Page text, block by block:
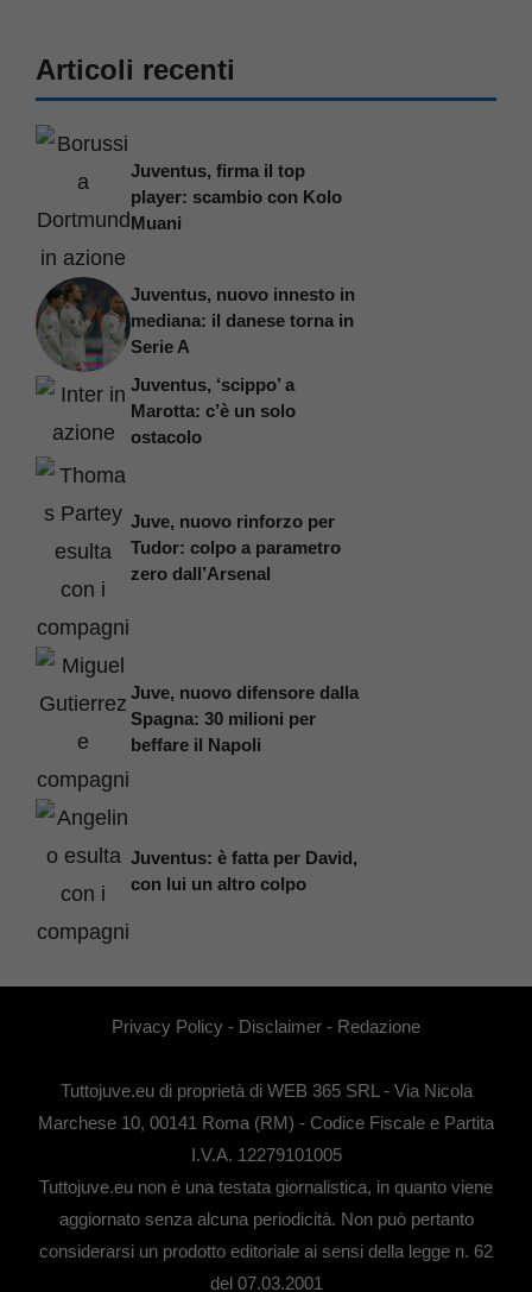
Articoli recenti
Juventus, firma il top
player: scambio con Kolo
Muani
Juventus, nuovo innesto in
mediana: il danese torna in
Serie A
Juventus, ‘scippo’ a
Marotta: c’è un solo
ostacolo
Juve, nuovo rinforzo per
Tudor: colpo a parametro
zero dall’Arsenal
Juve, nuovo difensore dalla
Spagna: 30 milioni per
beffare il Napoli
Juventus: è fatta per David,
con lui un altro colpo
Privacy Policy - Disclaimer - Redazione
Tuttojuve.eu di proprietà di WEB 365 SRL - Via Nicola
Marchese 10, 00141 Roma (RM) - Codice Fiscale e Partita
I.V.A. 12279101005
Tuttojuve.eu non è una testata giornalistica, in quanto viene
aggiornato senza alcuna periodicità. Non può pertanto
considerarsi un prodotto editoriale ai sensi della legge n. 62
del 07.03.2001